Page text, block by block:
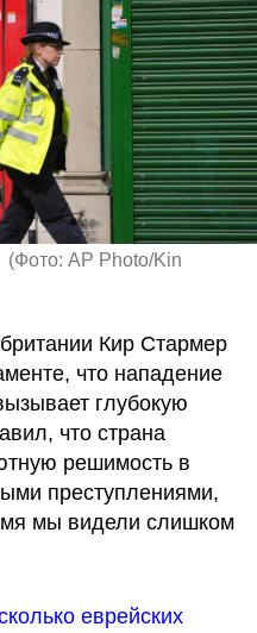
(Фото: AP Photo/Kin
Кир Стармер
что нападение
глубокую
что страна
решимость в
преступлениями,
мы видели слишком
еврейских